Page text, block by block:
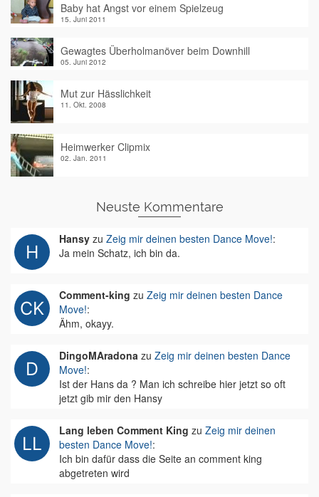
Baby hat Angst vor einem Spielzeug
15. Juni 2011
Gewagtes Überholmanöver beim Downhill
05. Juni 2012
Mut zur Hässlichkeit
11. Okt. 2008
Heimwerker Clipmix
02. Jan. 2011
Neuste Kommentare
Hansy zu Zeig mir deinen besten Dance Move!:
Ja mein Schatz, ich bin da.
Comment-king zu Zeig mir deinen besten Dance
Move!:
Ähm, okayy.
DingoMAradona zu Zeig mir deinen besten Dance
Move!:
Ist der Hans da ? Man ich schreibe hier jetzt so oft
jetzt gib mir den Hansy
Lang leben Comment King zu Zeig mir deinen
besten Dance Move!:
Ich bin dafür dass die Seite an comment king
abgetreten wird